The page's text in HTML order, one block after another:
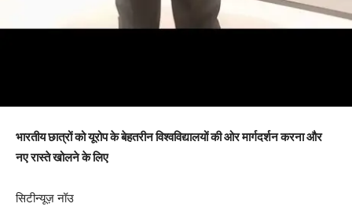
भारतीय छात्रों को यूरोप के बेहतरीन विश्वविद्यालयों की ओर मार्गदर्शन करना और
नए रास्ते खोलने के लिए
सिटीन्यूज़ नॉउ